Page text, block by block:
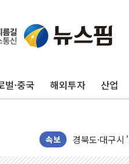
벌·중국 해외투자 산업
속보
듀오백 정관영
BGF리테일,
포스코, 희귀가
진원생명과학,
서울 아파트값
효성중공업,